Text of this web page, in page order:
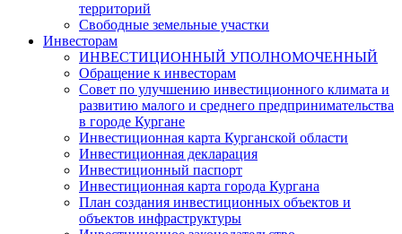
территорий
Свободные земельные участки
Инвесторам
ИНВЕСТИЦИОННЫЙ УПОЛНОМОЧЕННЫЙ
Обращение к инвесторам
Совет по улучшению инвестиционного климата и
развитию малого и среднего предпринимательства
в городе Кургане
Инвестиционная карта Курганской области
Инвестиционная декларация
Инвестиционный паспорт
Инвестиционная карта города Кургана
План создания инвестиционных объектов и
объектов инфраструктуры